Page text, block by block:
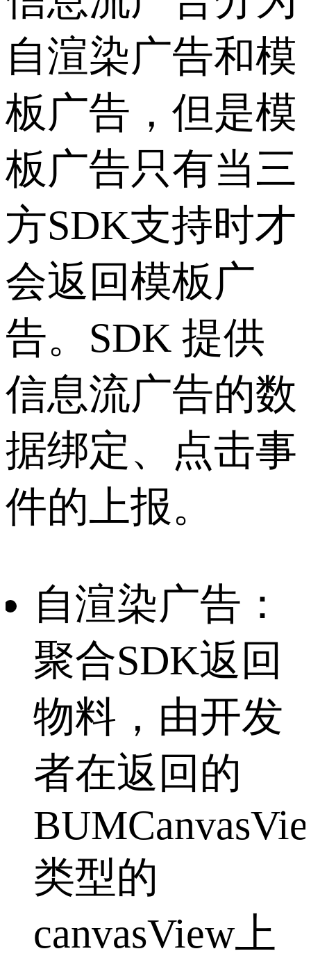
自渲染广告和模
板广告，但是模
板广告只有当三
方SDK支持时才
会返回模板广
告。SDK 提供
信息流广告的数
据绑定、点击事
件的上报。
自渲染广告：
聚合SDK返回
物料，由开发
者在返回的
类型的
canvasView上